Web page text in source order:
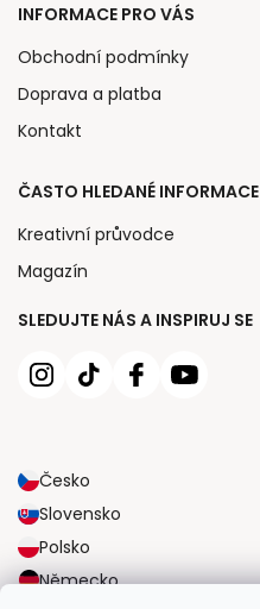
SLEDUJTE NÁS A INSPIRUJ SE
Česko
Slovensko
Polsko
Německo
INFORMACE PRO VÁS
Obchodní podmínky
Doprava a platba
Kontakt
ČASTO HLEDANÉ INFORMACE
Kreativní průvodce
Magazín